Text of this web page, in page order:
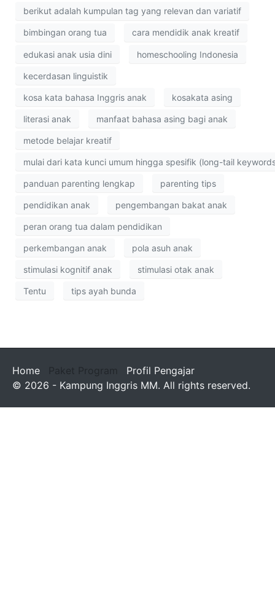
metode belajar kreatif
mulai dari kata kunci umum hingga spesifik (long-tail
panduan parenting lengkap parenting tips
pendidikan anak
peran orang tua dalam pendidikan
perkembangan anak pola asuh anak
stimulasi kognitif anak
Tentu tips ayah bunda
Home Paket Program
Profil Pengajar
© 2026 - Kampung Inggris MM. All rights reserved.